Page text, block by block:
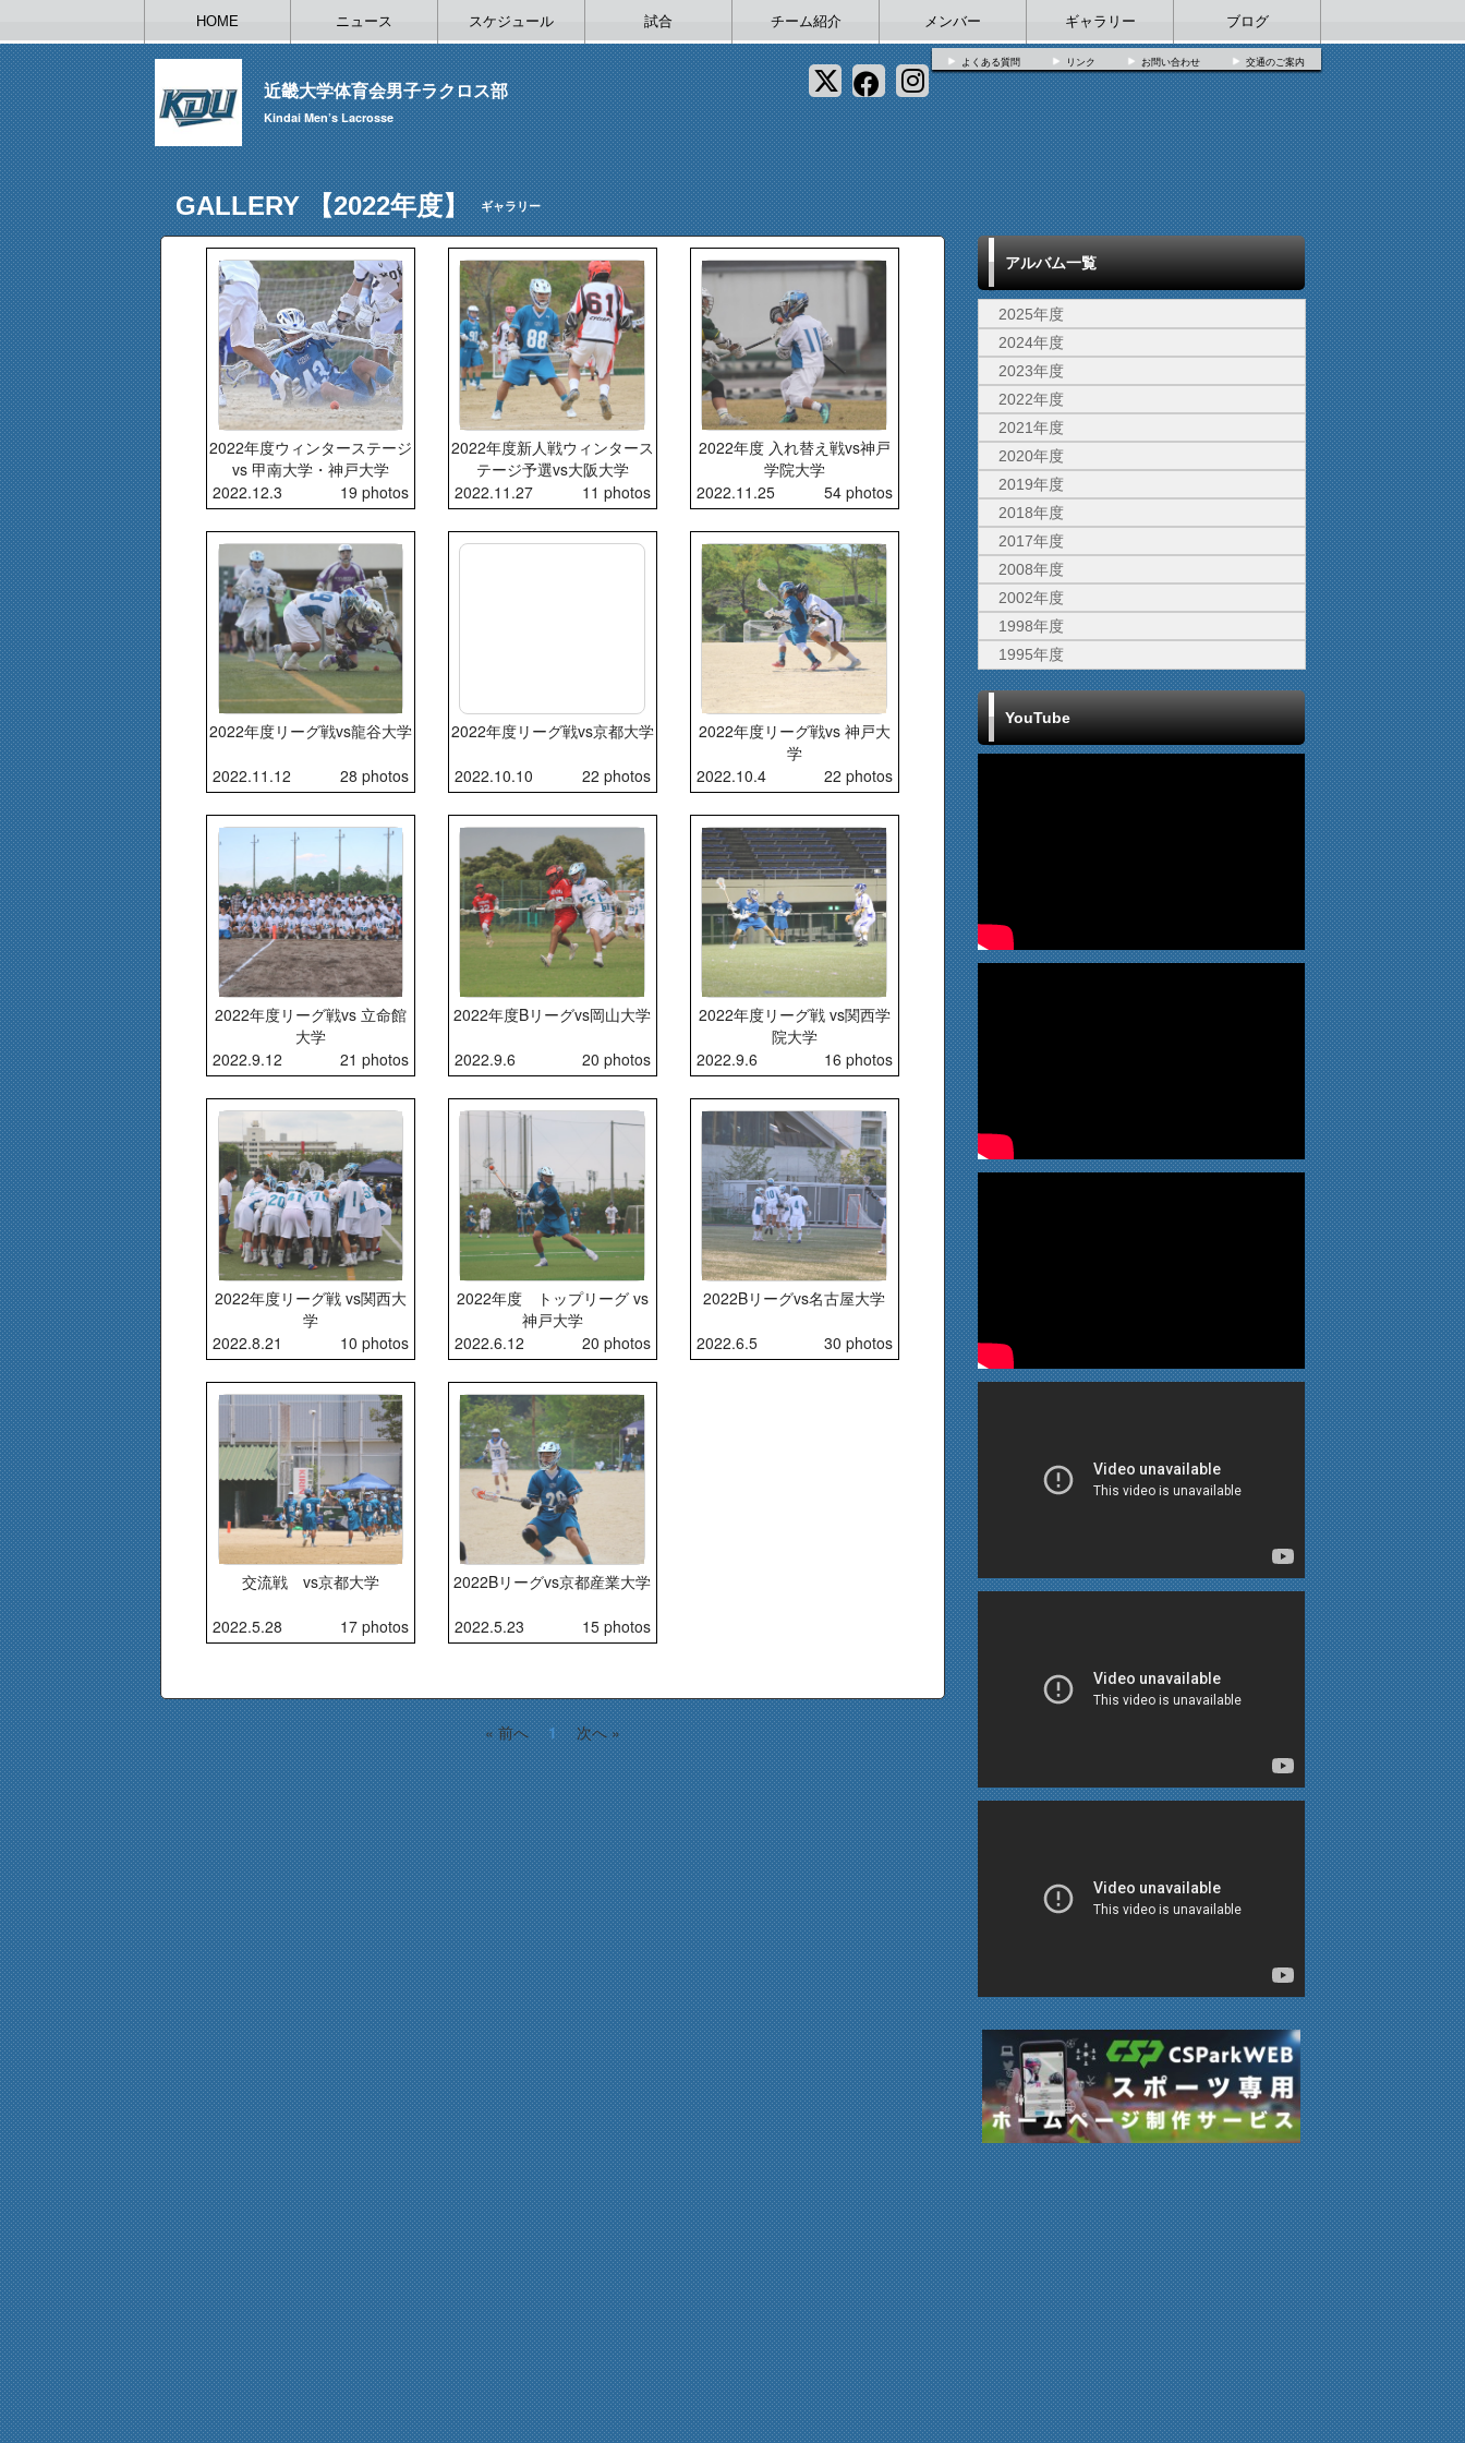
HOME ニュース スケジュール 試合 チーム紹介 メンバー ギャラリー ブログ
よくある質問 リンク お問い合わせ 交通のご案内
近畿大学体育会男子ラクロス部
Kindai Men’s Lacrosse
GALLERY 【2022年度】 ギャラリー
2022年度ウィンターステージ
vs 甲南大学・神戸大学
2022.12.3
19 photos
2022年度新人戦ウィンタース
テージ予選vs大阪大学
2022.11.27
11 photos
2022年度 入れ替え戦vs神戸
学院大学
2022.11.25
54 photos
2022年度リーグ戦vs龍谷大学
2022.11.12 28 photos
2022年度リーグ戦vs京都大学
2022.10.10 22 photos
2022年度リーグ戦vs 神戸大
学
2022.10.4
22 photos
2022年度リーグ戦vs 立命館
大学
2022.9.12
21 photos
2022年度Bリーグvs岡山大学
2022.9.6 20 photos
2022年度リーグ戦 vs関西学
院大学
2022.9.6
16 photos
2022年度リーグ戦 vs関西大
学
2022.8.21
10 photos
2022年度 トップリーグ vs
神戸大学
2022.6.12
20 photos
2022Bリーグvs名古屋大学
2022.6.5 30 photos
交流戦 vs京都大学
2022.5.28 17 photos
2022Bリーグvs京都産業大学
2022.5.23 15 photos
« 前へ 1 次へ »
アルバム一覧
2025年度
2024年度
2023年度
2022年度
2021年度
2020年度
2019年度
2018年度
2017年度
2008年度
2002年度
1998年度
1995年度
YouTube